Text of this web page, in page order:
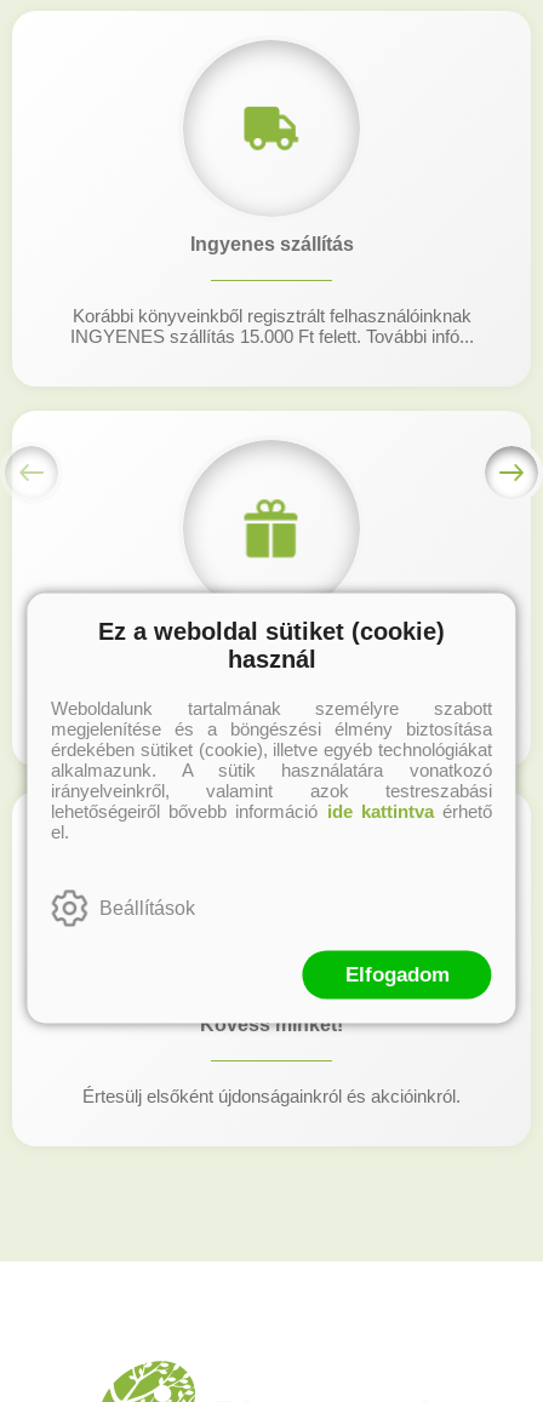
Ingyenes szállítás
Korábbi könyveinkből regisztrált felhasználóinknak
INGYENES szállítás 15.000 Ft felett. További infó...
Hűségprogram
Regisztrálj honlapunkon és gyűjtsd a hűségpontokat!
Kövess minket!
Értesülj elsőként újdonságainkról és akcióinkról.
Ez a weboldal sütiket (cookie)
használ
Weboldalunk tartalmának személyre szabott
megjelenítése és a böngészési élmény biztosítása
érdekében sütiket (cookie), illetve egyéb technológiákat
alkalmazunk. A sütik használatára vonatkozó
irányelveinkről, valamint azok testreszabási
lehetőségeiről bővebb információ ide kattintvaérhető
el.
Beállítások
Elfogadom